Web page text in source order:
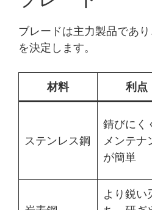
ブレードは主力製品であ
を決定します。
材料 利点
ステンレス鋼
錆びにく
メンテナ
が簡単
より鋭い